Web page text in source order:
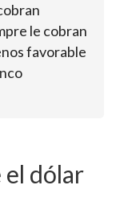
le cobran
favorable
el dólar